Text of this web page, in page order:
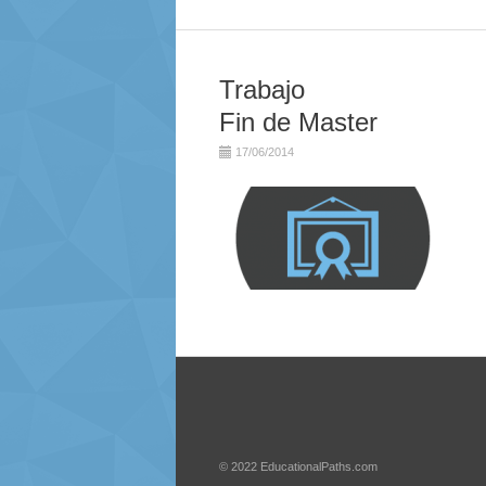
Trabajo
Fin de Master
17/06/2014
© 2022 EducationalPaths.com